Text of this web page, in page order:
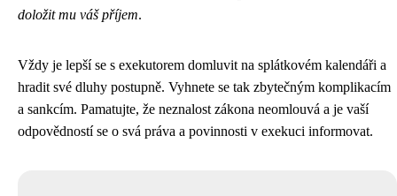
doložit mu váš příjem.
Vždy je lepší se s exekutorem domluvit na splátkovém kalendáři a
hradit své dluhy postupně. Vyhnete se tak zbytečným komplikacím
a sankcím. Pamatujte, že neznalost zákona neomlouvá a je vaší
odpovědností se o svá práva a povinnosti v exekuci informovat.